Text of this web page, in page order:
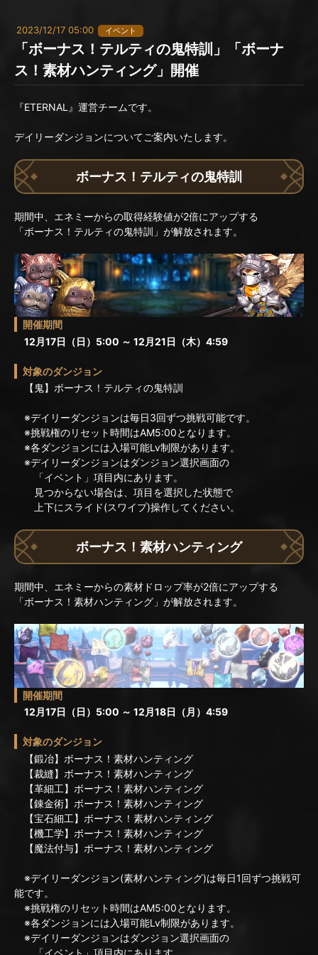
2023/12/17 05:00 イベント
「ボーナス！テルティの鬼特訓」「ボーナ
ス！素材ハンティング」開催
『ETERNAL』運営チームです。
デイリーダンジョンについてご案内いたします。
ボーナス！テルティの鬼特訓
期間中、エネミーからの取得経験値が2倍にアップする
「ボーナス！テルティの鬼特訓」が解放されます。
開催期間
12月17日（日）5:00 ～ 12月21日（木）4:59
対象のダンジョン
【鬼】ボーナス！テルティの鬼特訓
※デイリーダンジョンは毎日3回ずつ挑戦可能です。
※挑戦権のリセット時間はAM5:00となります。
※各ダンジョンには入場可能Lv制限があります。
※デイリーダンジョンはダンジョン選択画面の
「イベント」項目内にあります。
見つからない場合は、項目を選択した状態で
上下にスライド(スワイプ)操作してください。
ボーナス！素材ハンティング
期間中、エネミーからの素材ドロップ率が2倍にアップする
「ボーナス！素材ハンティング」が解放されます。
開催期間
12月17日（日）5:00 ～ 12月18日（月）4:59
対象のダンジョン
【鍛冶】ボーナス！素材ハンティング
【裁縫】ボーナス！素材ハンティング
【革細工】ボーナス！素材ハンティング
【錬金術】ボーナス！素材ハンティング
【宝石細工】ボーナス！素材ハンティング
【機工学】ボーナス！素材ハンティング
【魔法付与】ボーナス！素材ハンティング
※デイリーダンジョン(素材ハンティング)は毎日1回ずつ挑戦可
能です。
※挑戦権のリセット時間はAM5:00となります。
※各ダンジョンには入場可能Lv制限があります。
※デイリーダンジョンはダンジョン選択画面の
「イベント」項目内にあります。